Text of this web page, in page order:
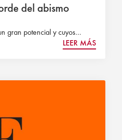
del abismo
gran potencial y cuyos...
LEER MÁS